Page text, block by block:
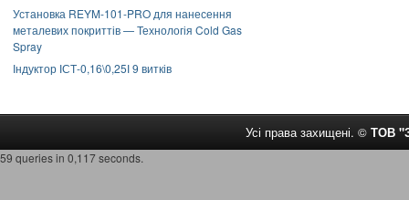
Установка REYM-101-PRO для нанесення
металевих покриттів — Технологія Cold Gas
Spray
Індуктор ІСТ-0,16\0,25І 9 витків
Усі права захищені. © ТОВ
59 queries in 0,117 seconds.